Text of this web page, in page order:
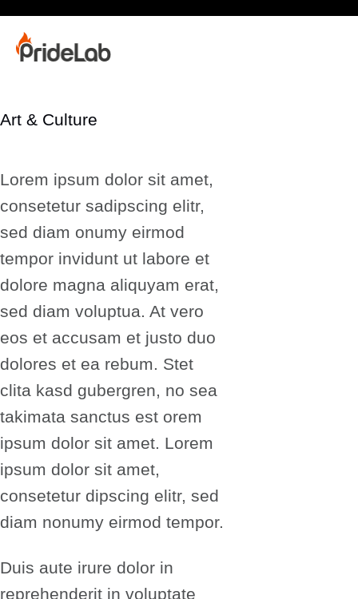
Art & Culture
Lorem ipsum dolor sit amet,
consetetur sadipscing elitr,
sed diam onumy eirmod
tempor invidunt ut labore et
dolore magna aliquyam erat,
sed diam voluptua. At vero
eos et accusam et justo duo
dolores et ea rebum. Stet
clita kasd gubergren, no sea
takimata sanctus est orem
ipsum dolor sit amet. Lorem
ipsum dolor sit amet,
consetetur dipscing elitr, sed
diam nonumy eirmod tempor.
Duis aute irure dolor in
reprehenderit in voluptate